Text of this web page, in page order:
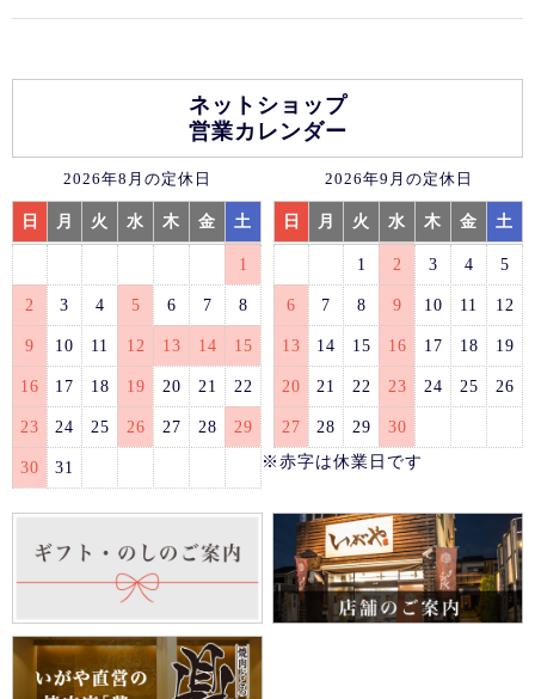
ネットショップ
営業カレンダー
2026年8月の定休日
日 月 火 水 木 金 土
1
2 3 4 5 6 7 8
9 10 11 12 13 14 15
16 17 18 19 20 21 22
23 24 25 26 27 28 29
30 31
2026年9月の定休日
日 月 火 水 木 金 土
1 2 3 4 5
6 7 8 9 10 11 12
13 14 15 16 17 18 19
20 21 22 23 24 25 26
27 28 29
30
※赤字は休業日です